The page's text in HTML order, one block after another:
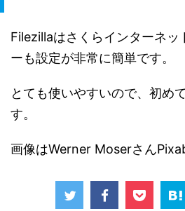
Filezillaはさくらインターネッ
ーも設定が非常に簡単です。
とても使いやすいので、初め
す。
画像はWerner Moserさん